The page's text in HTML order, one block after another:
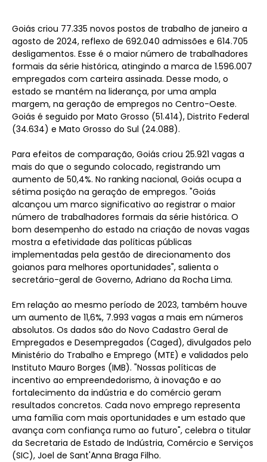
Goiás criou 77.335 novos postos de trabalho de janeiro a
agosto de 2024, reflexo de 692.040 admissões e 614.705
desligamentos. Esse é o maior número de trabalhadores
formais da série histórica, atingindo a marca de 1.596.007
empregados com carteira assinada. Desse modo, o
estado se mantém na liderança, por uma ampla
margem, na geração de empregos no Centro-Oeste.
Goiás é seguido por Mato Grosso (51.414), Distrito Federal
(34.634) e Mato Grosso do Sul (24.088).
Para efeitos de comparação, Goiás criou 25.921 vagas a
mais do que o segundo colocado, registrando um
aumento de 50,4%. No ranking nacional, Goiás ocupa a
sétima posição na geração de empregos. "Goiás
alcançou um marco significativo ao registrar o maior
número de trabalhadores formais da série histórica. O
bom desempenho do estado na criação de novas vagas
mostra a efetividade das políticas públicas
implementadas pela gestão de direcionamento dos
goianos para melhores oportunidades", salienta o
secretário-geral de Governo, Adriano da Rocha Lima.
Em relação ao mesmo período de 2023, também houve
um aumento de 11,6%, 7.993 vagas a mais em números
absolutos. Os dados são do Novo Cadastro Geral de
Empregados e Desempregados (Caged), divulgados pelo
Ministério do Trabalho e Emprego (MTE) e validados pelo
Instituto Mauro Borges (IMB). "Nossas políticas de
incentivo ao empreendedorismo, à inovação e ao
fortalecimento da indústria e do comércio geram
resultados concretos. Cada novo emprego representa
uma família com mais oportunidades e um estado que
avança com confiança rumo ao futuro", celebra o titular
da Secretaria de Estado de Indústria, Comércio e Serviços
(SIC), Joel de Sant'Anna Braga Filho.